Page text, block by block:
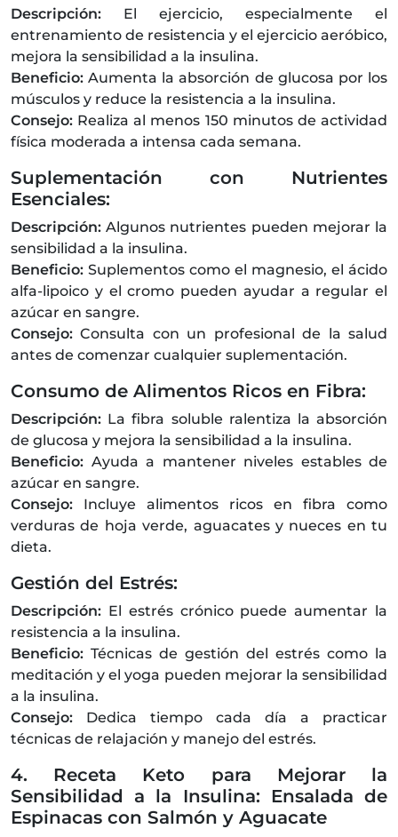
Descripción: El ejercicio, especialmente el
entrenamiento de resistencia y el ejercicio aeróbico,
mejora la sensibilidad a la insulina.
Beneficio:Aumenta la absorción de glucosa por los
músculos y reduce la resistencia a la insulina.
Consejo: Realiza al menos 150 minutos de actividad
física moderada a intensa cada semana.
Suplementación con Nutrientes
Esenciales:
Descripción:Algunos nutrientes pueden mejorar la
sensibilidad a la insulina.
Beneficio: Suplementos como el magnesio, el ácido
alfa-lipoico y el cromo pueden ayudar a regular el
azúcar en sangre.
Consejo:Consulta con un profesional de la salud
antes de comenzar cualquier suplementación.
Consumo de Alimentos Ricos en Fibra:
Descripción: La fibra soluble ralentiza la absorción
de glucosa y mejora la sensibilidad a la insulina.
Beneficio: Ayuda a mantener niveles estables de
azúcar en sangre.
Consejo: Incluye alimentos ricos en fibra como
verduras de hoja verde, aguacates y nueces en tu
dieta.
Gestión del Estrés:
Descripción: El estrés crónico puede aumentar la
resistencia a la insulina.
Beneficio: Técnicas de gestión del estrés como la
meditación y el yoga pueden mejorar la sensibilidad
a la insulina.
Consejo: Dedica tiempo cada día a practicar
técnicas de relajación y manejo del estrés.
4. Receta Keto para Mejorar la
Sensibilidad a la Insulina: Ensalada de
Espinacas con Salmón y Aguacate